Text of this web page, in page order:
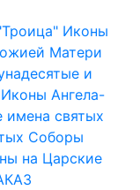
Иконы
Матери
и
Иконы Ангела-
святых
Соборы
на Царские